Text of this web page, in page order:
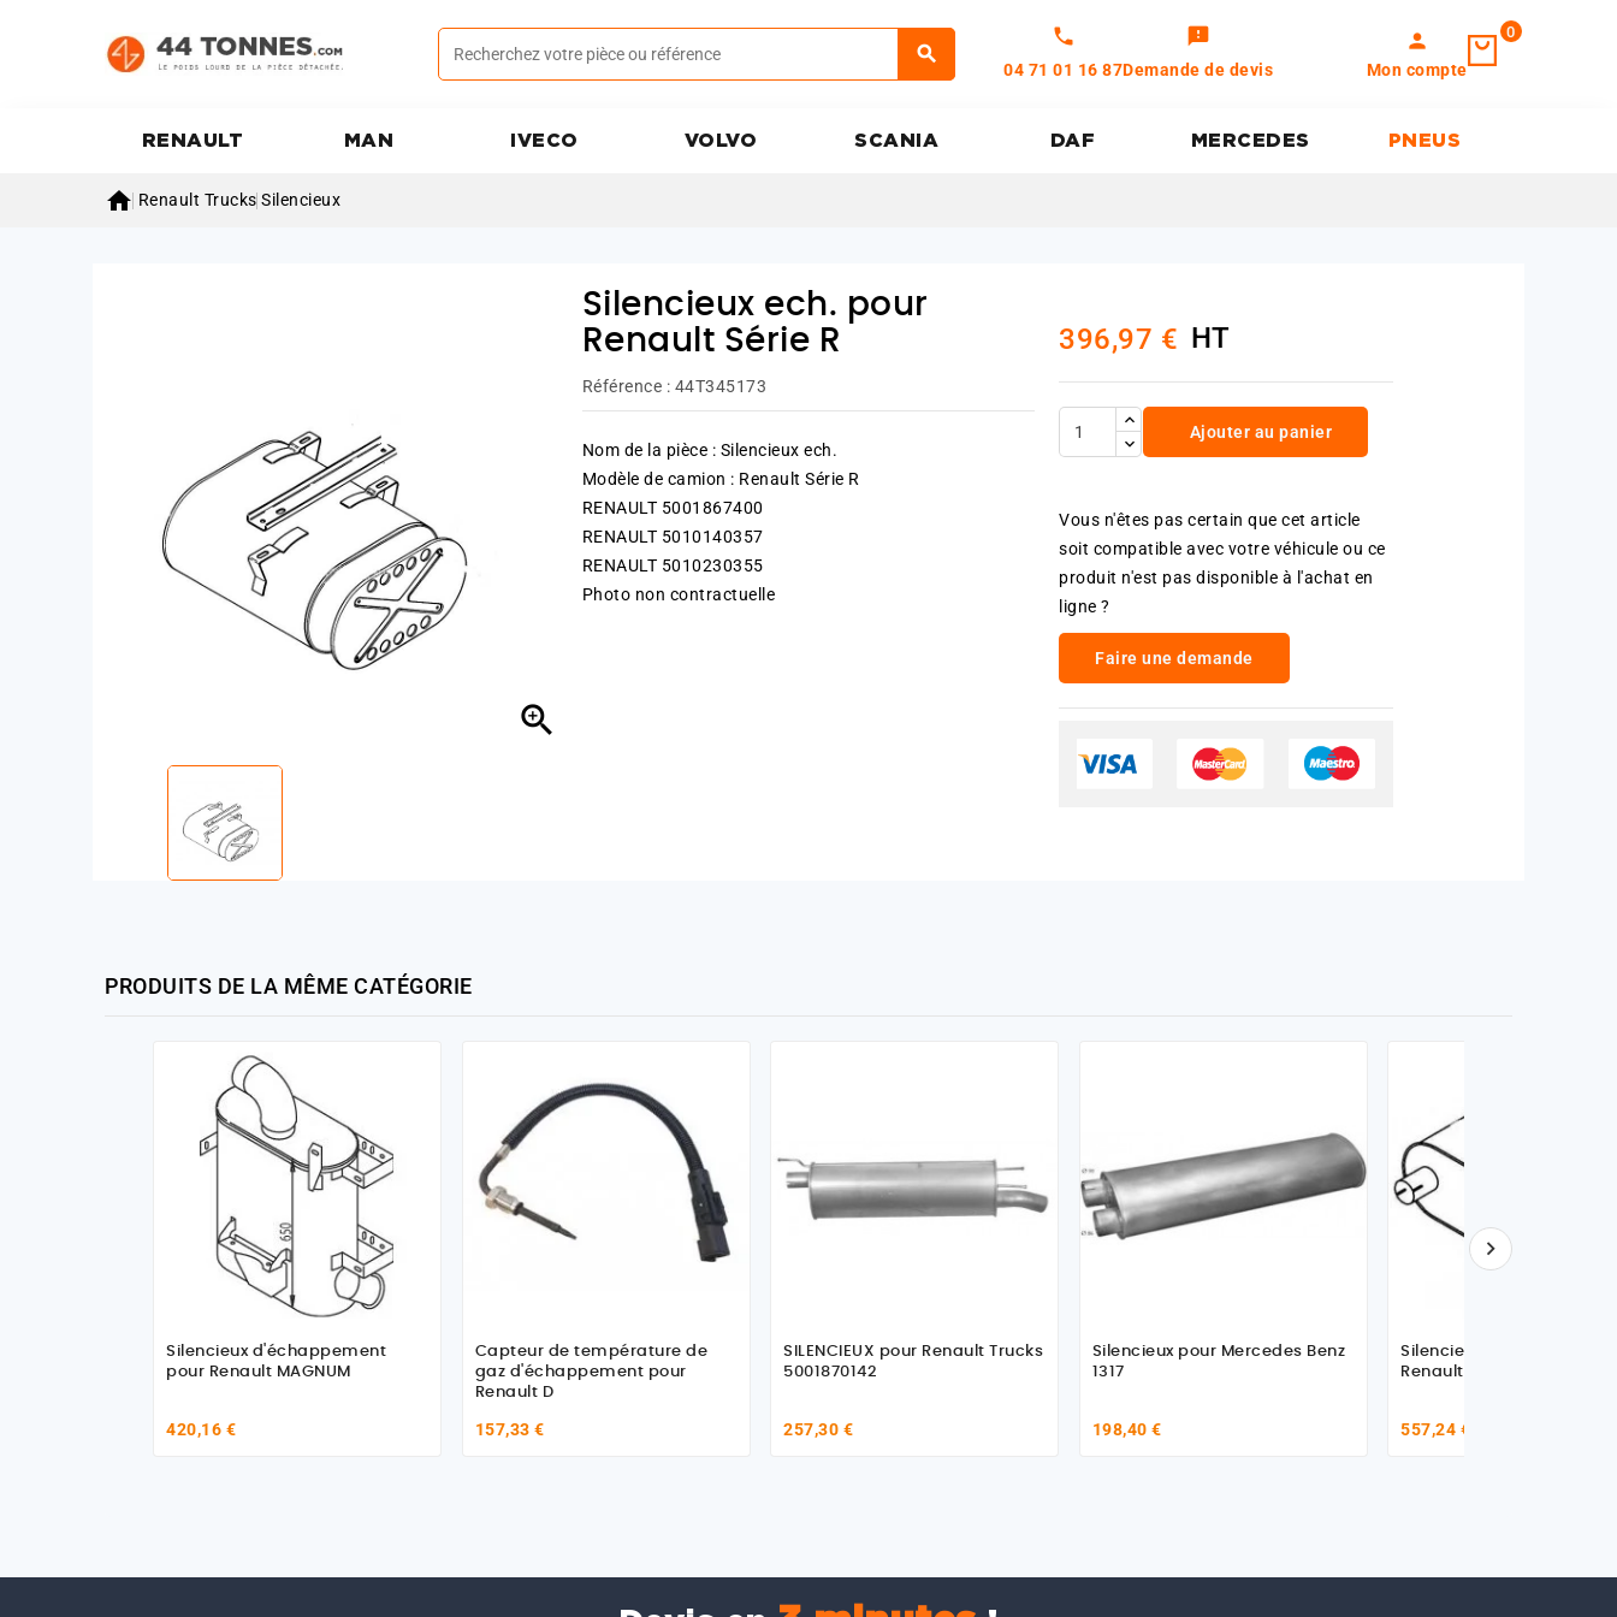
call
04 71 01 16 87
feedback
Demande de devis
person
Mon compte
0
RENAULT MAN IVECO VOLVO SCANIA DAF MERCEDES PNEUS
 Renault Trucks Silencieux

Silencieux ech. pour
Renault Série R
Référence : 44T345173
Nom de la pièce : Silencieux ech.
Modèle de camion : Renault Série R
RENAULT 5001867400
RENAULT 5010140357
RENAULT 5010230355
Photo non contractuelle
396,97 € HT
Ajouter au panier
Vous n'êtes pas certain que cet article
soit compatible avec votre véhicule ou ce
produit n'est pas disponible à l'achat en
ligne ?
Faire une demande
PRODUITS DE LA MÊME CATÉGORIE
Silencieux d'échappement
pour Renault MAGNUM
420,16 €
Capteur de température de
gaz d'échappement pour
Renault D
157,33 €
SILENCIEUX pour Renault Trucks
5001870142
257,30 €
Silencieux pour Mercedes Benz
1317
198,40 €
Silencieux échappement
Renault Kérax
557,24 €
